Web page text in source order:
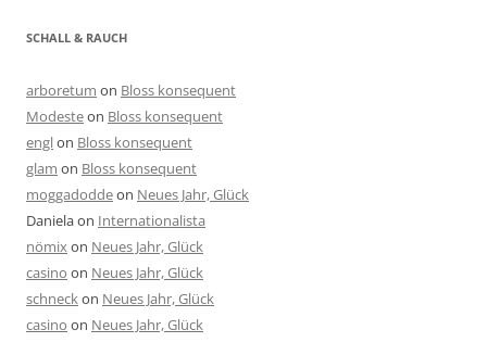
SCHALL & RAUCH
arboretum on Bloss konsequent
Modesteon Bloss konsequent
englon Bloss konsequent
glam on Bloss konsequent
moggadoddeon Neues Jahr, Glück
Danielaon Internationalista
nömixon Neues Jahr, Glück
casino on Neues Jahr, Glück
schneckon Neues Jahr, Glück
casino on Neues Jahr, Glück